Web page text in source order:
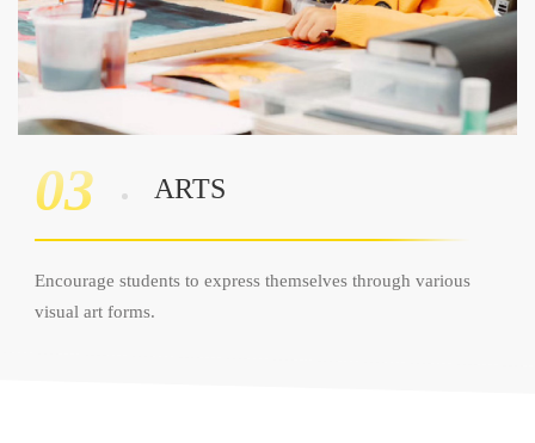
03 ARTS
Encourage students to express themselves through various
visual art forms.